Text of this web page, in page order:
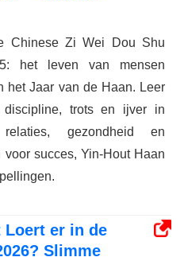
Chinese Zi Wei Dou Shu
het leven van mensen
het Jaar van de Haan. Leer
trots en ijver in
relaties, gezondheid en
succes, Yin-Hout Haan
Loert er in de
Slimme